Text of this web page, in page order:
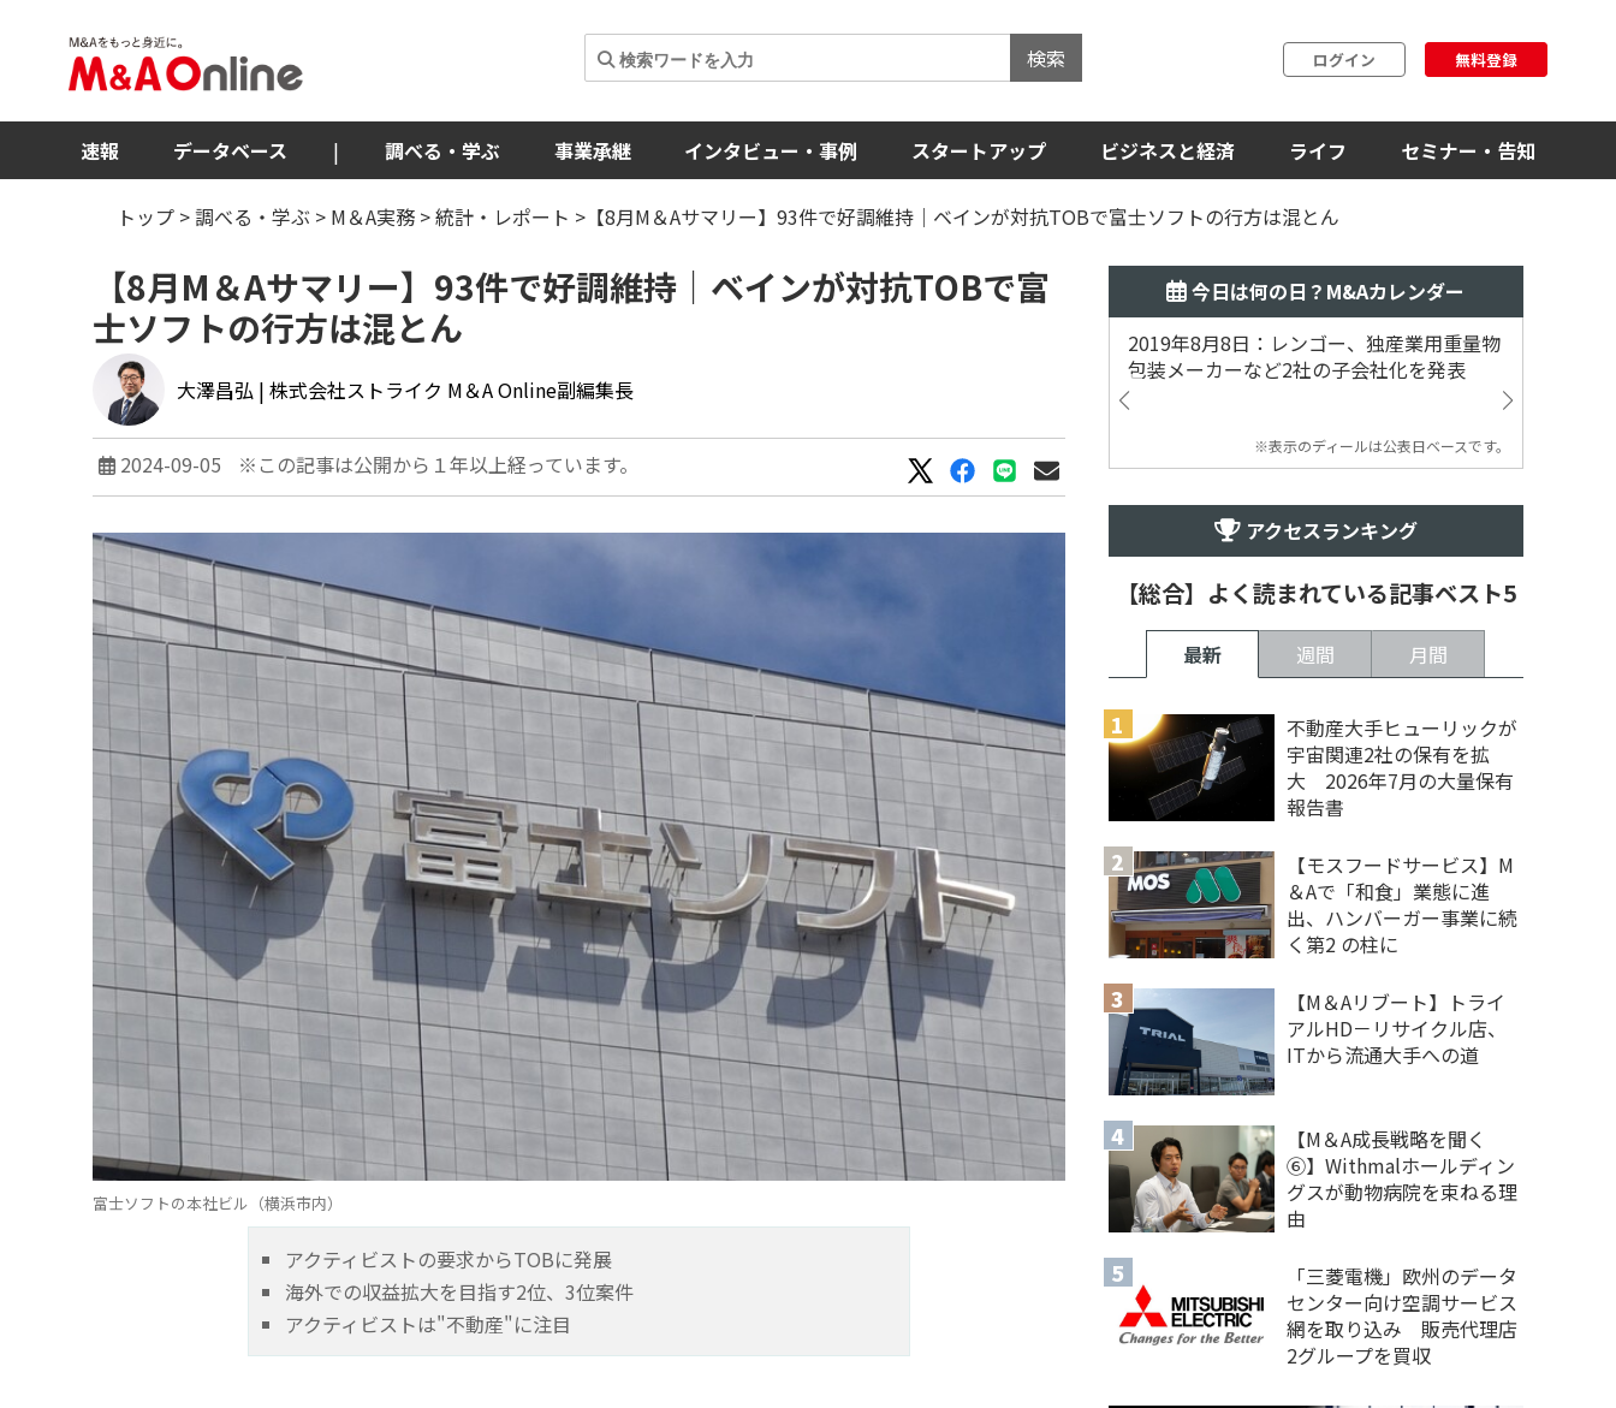
検索 ログイン 無料登録
速報 データベース | 調べる・学ぶ 事業承継 インタビュー・事例 スタートアップ ビジネスと経済 ライフ セミナー・告知
トップ >調べる・学ぶ > M＆A実務 >統計・レポート >【8月M＆Aサマリー】93件で好調維持｜ベインが対抗TOBで富士ソフトの行方は混とん
【8月M＆Aサマリー】93件で好調維持｜ベインが対抗TOBで富
士ソフトの行方は混とん
大澤昌弘 | 株式会社ストライク M＆A Online副編集長
2024-09-05 ※この記事は公開から１年以上経っています。
富士ソフトの本社ビル（横浜市内）
アクティビストの要求からTOBに発展
海外での収益拡大を目指す2位、3位案件
アクティビストは"不動産"に注目
今日は何の日？M&Aカレンダー
2019年8月8日：レンゴー、独産業用重量物
包装メーカーなど2社の子会社化を発表
※表示のディールは公表日ベースです。
アクセスランキング
【総合】よく読まれている記事ベスト5
最新 週間 月間
不動産大手ヒューリックが
宇宙関連2社の保有を拡
大 2026年7月の大量保有
報告書
【モスフードサービス】M
＆Aで「和食」業態に進
出、ハンバーガー事業に続
く第2 の柱に
【M＆Aリブート】トライ
アルHD－リサイクル店、
ITから流通大手への道
【M＆A 成長戦略を聞く
⑥】Withmalホールディン
グスが動物病院を束ねる理
由
「三菱電機」欧州のデータ
センター向け空調サービス
網を取り込み 販売代理店
2グループを買収